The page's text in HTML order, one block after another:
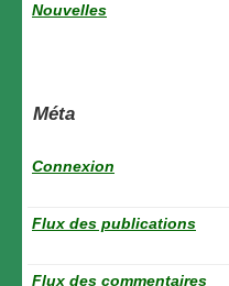
Nouvelles
Méta
Connexion
Flux des publications
Flux des commentaires